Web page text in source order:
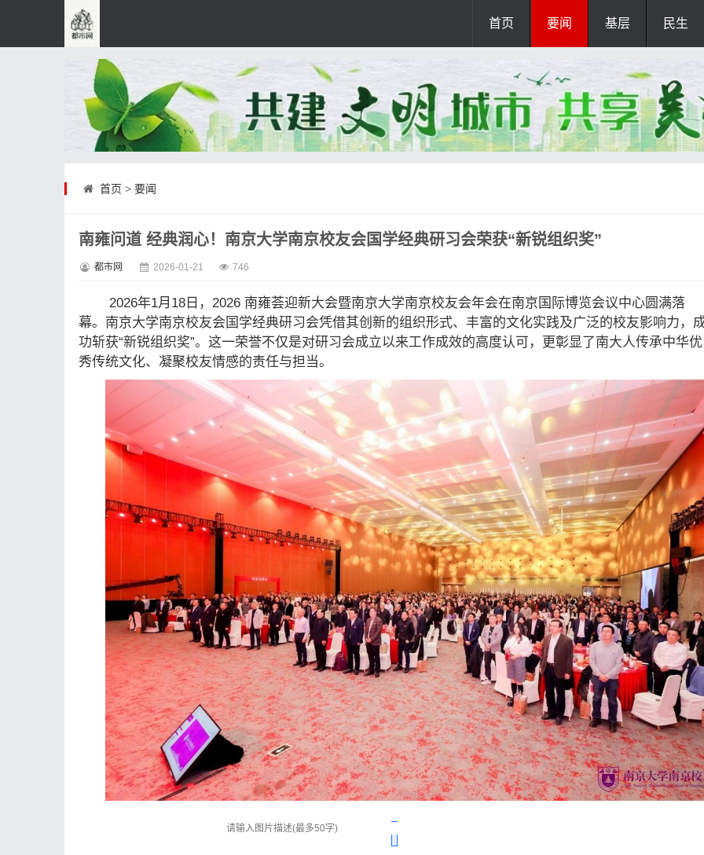
首页 要闻 基层 民生
首页 > 要闻
南雍问道 经典润心！南京大学南京校友会国学经典研习会荣获“新锐组织奖”
都市网 2026-01-21 746
2026年1月18日，2026 南雍荟迎新大会暨南京大学南京校友会年会在南京国际博览会议中心圆满落
幕。南京大学南京校友会国学经典研习会凭借其创新的组织形式、丰富的文化实践及广泛的校友影响力，
功斩获“新锐组织奖”。这一荣誉不仅是对研习会成立以来工作成效的高度认可，更彰显了南大人传承中华优
秀传统文化、凝聚校友情感的责任与担当。